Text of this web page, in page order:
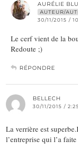
AURÉLIE
AUTEUR/
30/11/2015 /
Le cerf vient de la
Redoute ;)
RÉPONDRE
BELLECH
30/11/2015 /
La verrière est
l’entreprise qui l’a